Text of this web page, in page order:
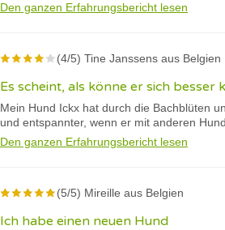
Den ganzen Erfahrungsbericht lesen
(4/5) Tine Janssens aus Belgien
Es scheint, als könne er sich besser
Mein Hund Ickx hat durch die Bachblüten
und entspannter, wenn er mit anderen
Den ganzen Erfahrungsbericht lesen
(5/5) Mireille aus Belgien
Ich habe einen neuen Hund